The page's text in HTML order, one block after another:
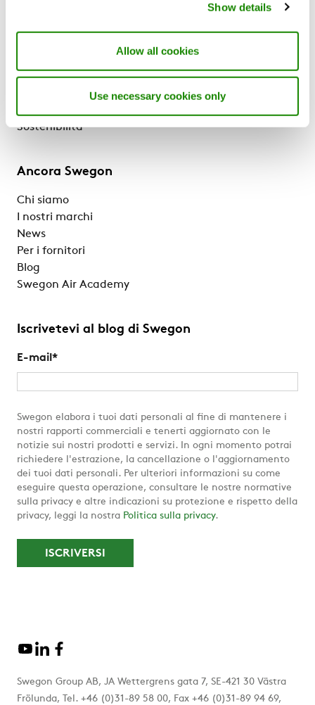
Show details
Allow all cookies
Use necessary cookies only
Conosciamoci
Prodotti e servizi
Referenze e Approfondimenti
Sostenibilità
Ancora Swegon
Chi siamo
I nostri marchi
News
Per i fornitori
Blog
Swegon Air Academy
Iscrivetevi al blog di Swegon
E-mail *
Swegon elabora i tuoi dati personali al fine di mantenere i
nostri rapporti commerciali e tenerti aggiornato con le
notizie sui nostri prodotti e servizi. In ogni momento potrai
richiedere l'estrazione, la cancellazione o l'aggiornamento
dei tuoi dati personali. Per ulteriori informazioni su come
eseguire questa operazione, consultare le nostre normative
sulla privacy e altre indicazioni su protezione e rispetto della
privacy, leggi la nostra Politica sulla privacy.
Swegon Group AB, JA Wettergrens gata 7, SE-421 30 Västra
Frölunda, Tel. +46 (0)31-89 58 00, Fax +46 (0)31-89 94 69,